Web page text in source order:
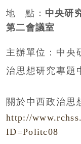
地 點： 中央研
第二會議室
主辦單位：中央
治思想研究專題
關於中西政治思
http://
ID=Politc08